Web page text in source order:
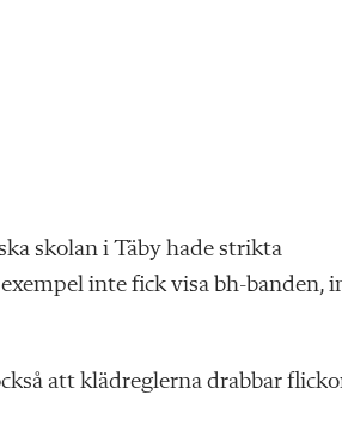
skolan i Täby hade strikta
inte fick visa bh-banden,
att klädreglerna drabbar